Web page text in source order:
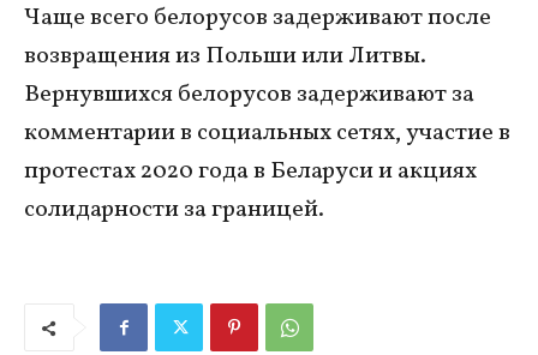
Чаще всего белорусов задерживают после
возвращения из Польши или Литвы.
Вернувшихся белорусов задерживают за
комментарии в социальных сетях, участие в
протестах 2020 года в Беларуси и акциях
солидарности за границей.